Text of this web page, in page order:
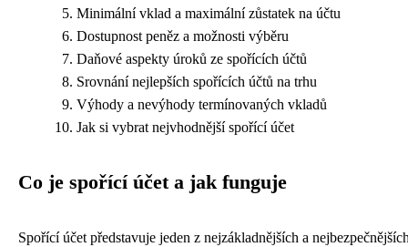
Minimální vklad a maximální zůstatek na účtu
Dostupnost peněz a možnosti výběru
Daňové aspekty úroků ze spořících účtů
Srovnání nejlepších spořících účtů na trhu
Výhody a nevýhody termínovaných vkladů
Jak si vybrat nejvhodnější spořící účet
Co je spořící účet a jak funguje
Spořící účet představuje jeden z nejzákladnějších a